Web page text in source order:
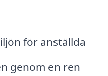
för anställda
genom en ren